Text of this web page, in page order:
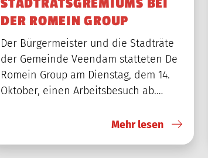
STADTRATSGREMIUMS BEI
DER ROMEIN GROUP
Der Bürgermeister und die Stadträte
der Gemeinde Veendam statteten De
Romein Group am Dienstag, dem 14.
Oktober, einen Arbeitsbesuch ab.…
Mehr lesen